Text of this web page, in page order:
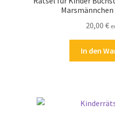
20,00 €
In den